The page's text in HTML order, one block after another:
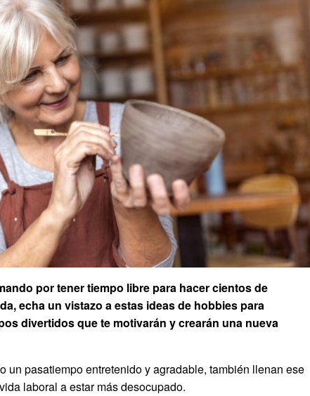
por tener tiempo libre para hacer cientos de
echa un vistazo a estas ideas de hobbies para
divertidos que te motivarán y crearán una nueva
un pasatiempo entretenido y agradable, también llenan ese
laboral a estar más desocupado.